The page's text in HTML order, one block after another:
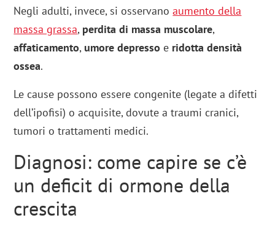
Negli adulti, invece, si osservanoaumento della
massa grassa, perdita di massa muscolare,
affaticamento, umore depresso e ridotta densità
ossea.
Le cause possono essere congenite (legate a difetti
dell’ipofisi) o acquisite, dovute a traumi cranici,
tumori o trattamenti medici.
Diagnosi: come capire se c’è
un deficit di ormone della
crescita